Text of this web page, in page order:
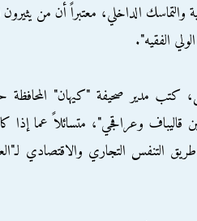
والتماسك الداخلي، معتبراً أن من
الفقيه".
كتب مدير صحيفة "كيهان" المحافظة
قاليباف وعراقجي"، متسائلاً عما
التنفس التجاري والاقتصادي